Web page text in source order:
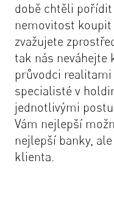
době chtěli
nemovitost
zvažujete
tak nás neváhejte
průvodci realitami
specialisté v
jednotlivými
Vám nejlepší
nejlepší banky,
klienta.